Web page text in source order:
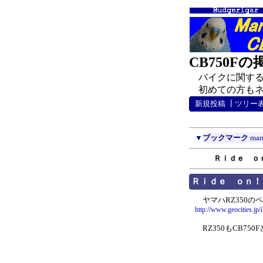
CB750Fの
バイクに関する
初めての方も
新規投稿 ツリー
▼ ブックマーク
Ｒｉｄｅ ｏ
Ｒｉｄｅ ｏｎ！
ヤマハRZ350のペ
http://
RZ350もCB750F